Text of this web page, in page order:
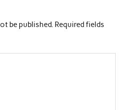
be published. Required fields